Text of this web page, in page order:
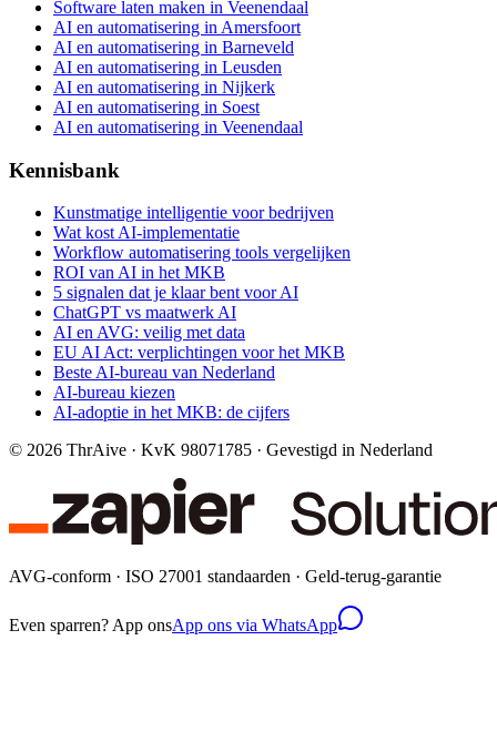
Software laten maken in Veenendaal
AI en automatisering in Amersfoort
AI en automatisering in Barneveld
AI en automatisering in Leusden
AI en automatisering in Nijkerk
AI en automatisering in Soest
AI en automatisering in Veenendaal
Kennisbank
Kunstmatige intelligentie voor bedrijven
Wat kost AI-implementatie
Workflow automatisering tools vergelijken
ROI van AI in het MKB
5 signalen dat je klaar bent voor AI
ChatGPT vs maatwerk AI
AI en AVG: veilig met data
EU AI Act: verplichtingen voor het MKB
Beste AI-bureau van Nederland
AI-bureau kiezen
AI-adoptie in het MKB: de cijfers
© 2026 ThrAive · KvK 98071785 · Gevestigd in Nederland
AVG-conform · ISO 27001 standaarden · Geld-terug-garantie
Even sparren? App onsApp ons via WhatsApp